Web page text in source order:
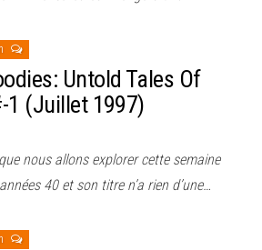
Untold Tales Of
1 (Juillet 1997)
nous allons explorer cette semaine
40 et son titre n’a rien d’une…